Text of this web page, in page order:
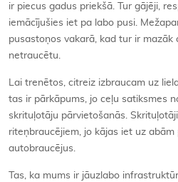
ir piecus gadus priekšā. Tur gājēji,
iemācījušies iet pa labo pusi.
pusastoņos vakarā, kad tur ir mazāk
netraucētu.
Lai trenētos, citreiz izbraucam uz
tas ir pārkāpums, jo ceļu satiksmes
skrituļotāju pārvietošanās.
riteņbraucējiem, jo kājas iet uz
autobraucējus.
Tas, ka mums ir jāuzlabo